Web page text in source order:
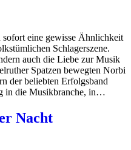
sofort eine gewisse Ähnlichkeit
Schlagerszene.
auch die Liebe zur Musik
Spatzen bewegten Norbi
der beliebten Erfolgsband
in die Musikbranche, in…
Nacht